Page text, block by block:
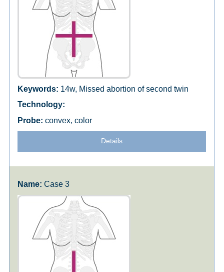
14w, Missed abortion of second twin
convex, color
Details
Case 3